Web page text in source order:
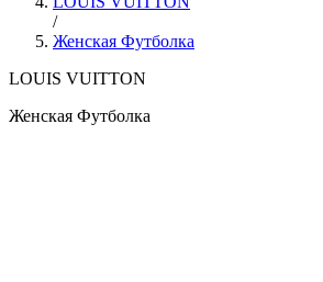
/
Женская Футболка
LOUIS VUITTON
Женская Футболка